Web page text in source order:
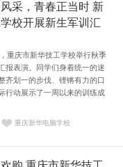
采，青春正当时 新
校开展新生军训汇
重庆市新华技工学校举行秋季
报表演。同学们身着统一的迷
齐划一的步伐、铿锵有力的口
行动展示了一周以来的训练成
重庆新华电脑学校